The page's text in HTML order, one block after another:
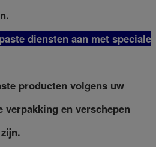
diensten aan met speciale
producten volgens uw
verpakking en verschepen